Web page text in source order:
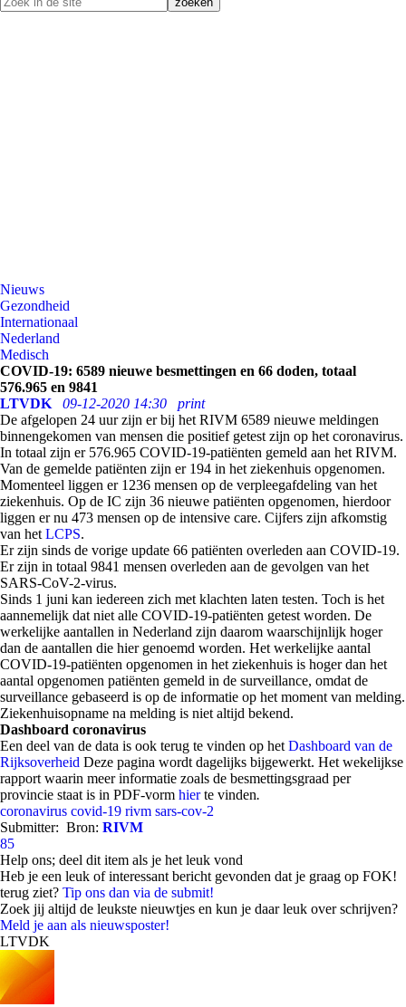
Nieuws
Gezondheid
Internationaal
Nederland
Medisch
COVID-19: 6589 nieuwe besmettingen en 66 doden, totaal
576.965 en 9841
LTVDK
09-12-2020 14:30
print
De afgelopen 24 uur zijn er bij het RIVM 6589 nieuwe meldingen
binnengekomen van mensen die positief getest zijn op het coronavirus.
In totaal zijn er 576.965 COVID-19-patiënten gemeld aan het RIVM.
Van de gemelde patiënten zijn er 194 in het ziekenhuis opgenomen.
Momenteel liggen er 1236 mensen op de verpleegafdeling van het
ziekenhuis. Op de IC zijn 36 nieuwe patiënten opgenomen, hierdoor
liggen er nu 473 mensen op de intensive care. Cijfers zijn afkomstig
van het LCPS.
Er zijn sinds de vorige update 66 patiënten overleden aan COVID-19.
Er zijn in totaal 9841 mensen overleden aan de gevolgen van het
SARS-CoV-2-virus.
Sinds 1 juni kan iedereen zich met klachten laten testen. Toch is het
aannemelijk dat niet alle COVID-19-patiënten getest worden. De
werkelijke aantallen in Nederland zijn daarom waarschijnlijk hoger
dan de aantallen die hier genoemd worden. Het werkelijke aantal
COVID-19-patiënten opgenomen in het ziekenhuis is hoger dan het
aantal opgenomen patiënten gemeld in de surveillance, omdat de
surveillance gebaseerd is op de informatie op het moment van melding.
Ziekenhuisopname na melding is niet altijd bekend.
Dashboard coronavirus
Een deel van de data is ook terug te vinden op het Dashboard van de
Rijksoverheid Deze pagina wordt dagelijks bijgewerkt. Het wekelijkse
rapport waarin meer informatie zoals de besmettingsgraad per
provincie staat is in PDF-vorm hierte vinden.
coronavirus covid-19 rivm sars-cov-2
Submitter: Bron: RIVM
85
Help ons; deel dit item als je het leuk vond
Heb je een leuk of interessant bericht gevonden dat je graag op FOK!
terug ziet? Tip ons dan via de submit!
Zoek jij altijd de leukste nieuwtjes en kun je daar leuk over schrijven?
Meld je aan als nieuwsposter!
LTVDK